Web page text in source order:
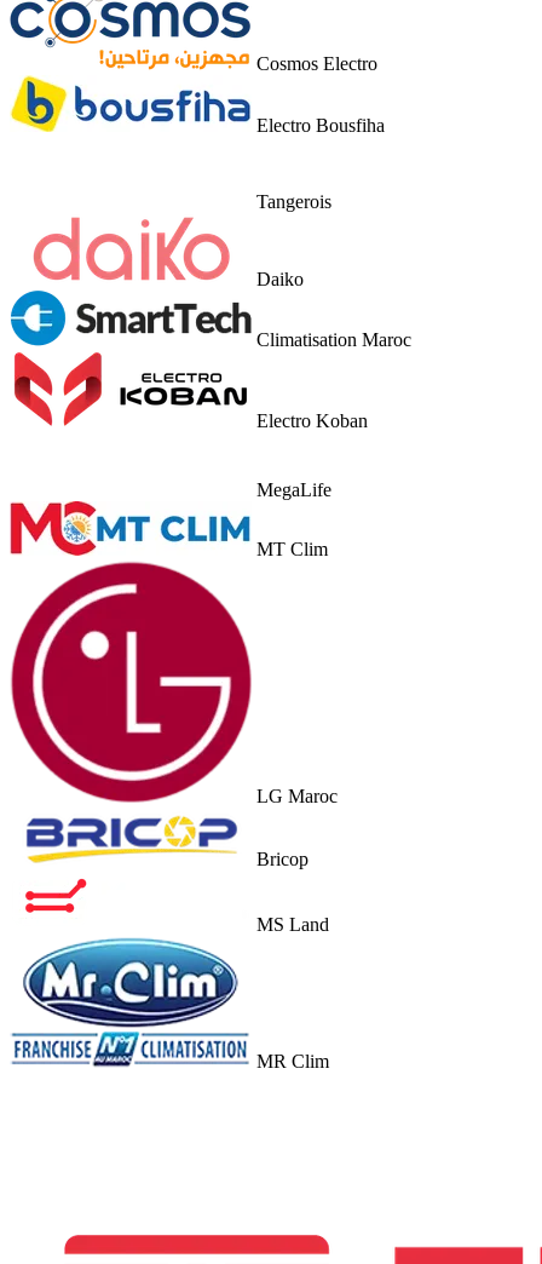
Cosmos Electro
Electro Bousfiha
Tangerois
Daiko
Climatisation Maroc
Electro Koban
MegaLife
MT Clim
LG Maroc
Bricop
MS Land
MR Clim